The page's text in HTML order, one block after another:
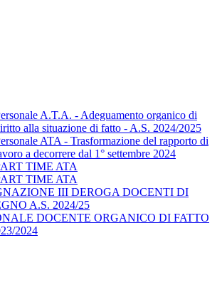
A.T.A. - Adeguamento organico di
alla situazione di fatto - A.S. 2024/2025
ATA - Trasformazione del rapporto di
a decorrere dal 1° settembre 2024
TIME ATA
TIME ATA
III DEROGA DOCENTI DI
A.S. 2024/25
DOCENTE ORGANICO DI FATTO
2024